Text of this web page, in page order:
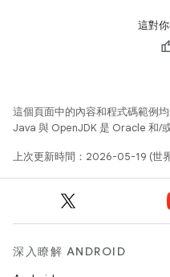
這對
這個頁面中的內容和程式碼範例
Java 與 OpenJDK 是 Oracle 和/
上次更新時間：2026-05-19 (世
深入瞭解 ANDROID